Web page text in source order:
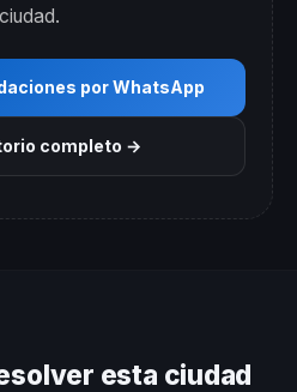
ciudad.
por WhatsApp
completo →
esta ciudad